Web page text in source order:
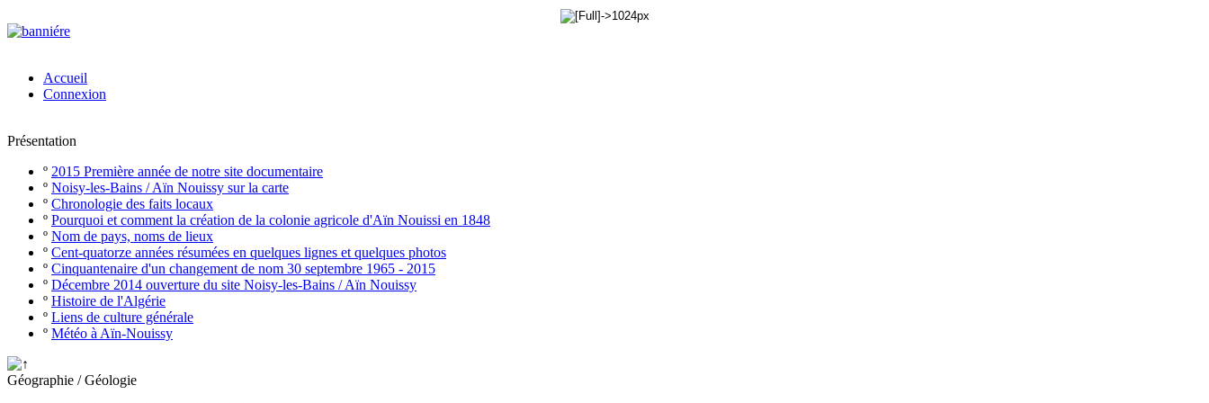
Accueil
Connexion
Présentation
º 2015 Première année de notre site documentaire
º Noisy-les-Bains / Aïn Nouissy sur la carte
º Chronologie des faits locaux
º Pourquoi et comment la création de la colonie agricole d'Aïn Nouissi en 1848
º Nom de pays, noms de lieux
º Cent-quatorze années résumées en quelques lignes et quelques photos
º Cinquantenaire d'un changement de nom 30 septembre 1965 - 2015
º Décembre 2014 ouverture du site Noisy-les-Bains / Aïn Nouissy
º Histoire de l'Algérie
º Liens de culture générale
º Météo à Aïn-Nouissy
Géographie / Géologie